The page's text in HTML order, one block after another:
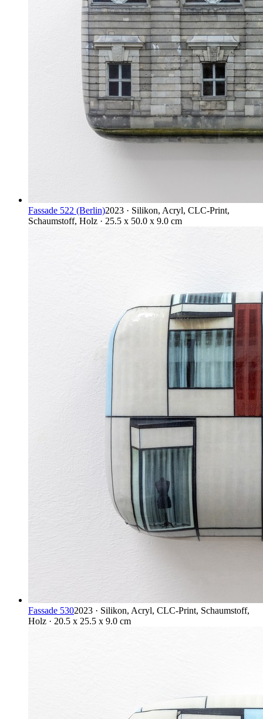
Fassade 522 (Berlin)2023 · Silikon, Acryl, CLC-Print,
Schaumstoff, Holz · 25.5 x 50.0 x 9.0 cm
Fassade 5302023 · Silikon, Acryl, CLC-Print, Schaumstoff,
Holz · 20.5 x 25.5 x 9.0 cm